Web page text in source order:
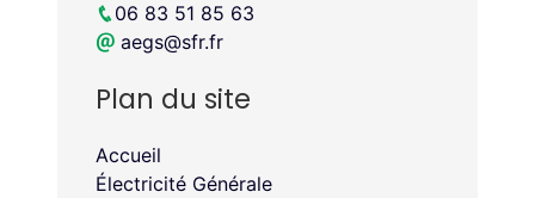
06 83 51 85 63
aegs@sfr.fr
Plan du site
Accueil
Électricité Générale